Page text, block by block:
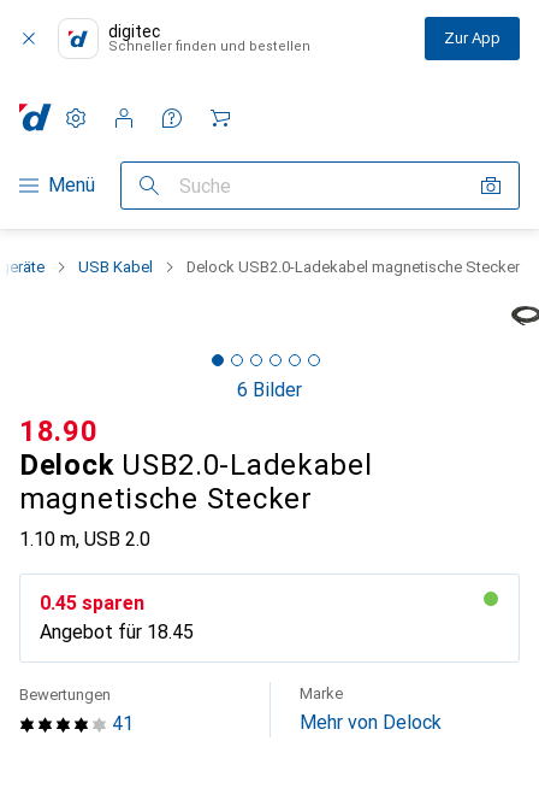
digitec
Schneller finden und bestellen Zur App
Navigation nach Kategorien
Menü Suche
Einstellungen
Kundenkonto
Vergleichslisten
Merklisten
Warenkorb
USB Kabel Delock USB2.0-Ladekabel magnetische Stecker
6 Bilder
Delock USB2.0-Ladekabel
magnetische Stecker
1.10 m, USB 2.0
CHF
18.90
CHF
0.45 sparen
Angebot für CHF
18.45
41
Bewertungen Marke
Mehr von Delock